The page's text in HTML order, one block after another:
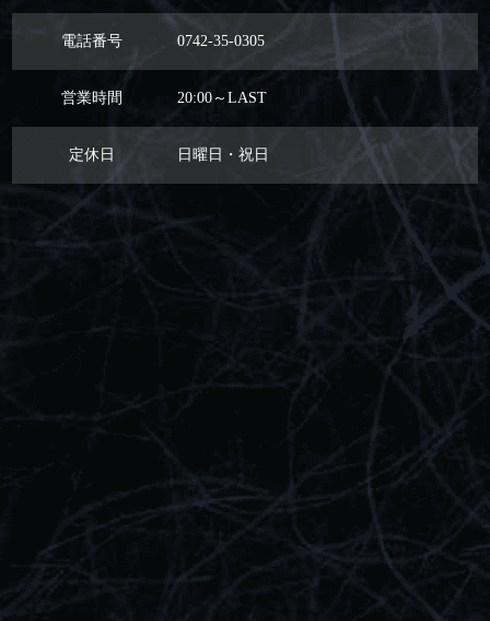
電話番号 0742-35-0305
営業時間 20:00～LAST
定休日 日曜日・祝日